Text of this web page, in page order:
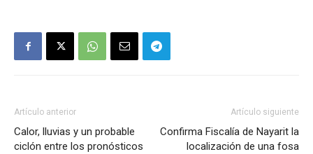
Artículo anterior
Calor, lluvias y un probable
ciclón entre los pronósticos
Artículo siguiente
Confirma Fiscalía de Nayarit la
localización de una fosa